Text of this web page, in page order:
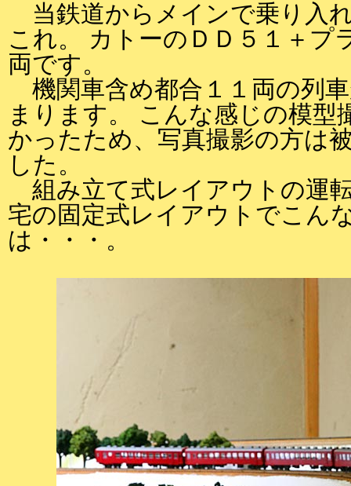
当鉄道からメインで乗り入
これ。 カトーのＤＤ５１＋プ
両です。
機関車含め都合１１両の列
まります。 こんな感じの模型
かったため、写真撮影の方は
した。
組み立て式レイアウトの運
宅の固定式レイアウトでこん
は・・・。